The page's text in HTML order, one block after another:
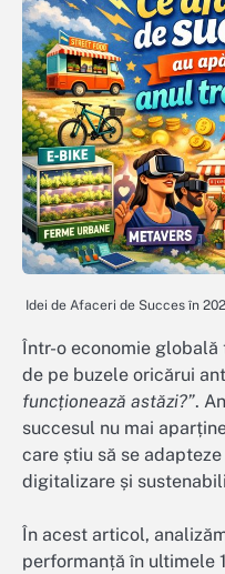
Idei de Afaceri de Succes în
Într-o economie
de pe buzele oricărui
funcționează astăzi?”.
succesul nu mai
care știu să se
digitalizare și
În acest articol,
performanță în ultimele